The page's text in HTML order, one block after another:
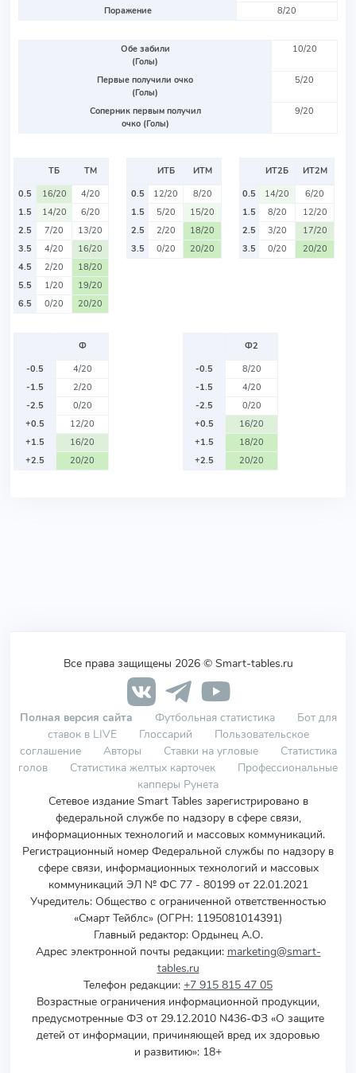
Поражение
8/20
Обе забили
(Голы)
10/20
Первые получили очко
(Голы)
5/20
Соперник первым получил
очко (Голы)
9/20
ТБ
ТМ
0.5
16/20
4/20
1.5
14/20
6/20
2.5
7/20
13/20
3.5
4/20
16/20
4.5
2/20
18/20
5.5
1/20
19/20
6.5
0/20 20/20
ИТБ
ИТМ
0.5
12/20
8/20
1.5
5/20
15/20
2.5
2/20
18/20
3.5
0/20 20/20
ИТ2Б
ИТ2М
0.5
14/20
6/20
1.5
8/20
12/20
2.5
3/20
17/20
3.5
0/20 20/20
Ф
-0.5
4/20
-1.5
2/20
-2.5
0/20
+0.5
12/20
+1.5
16/20
+2.5
20/20
Ф2
-0.5
8/20
-1.5
4/20
-2.5
0/20
+0.5
16/20
+1.5
18/20
+2.5
20/20
Все права защищены 2026 © Smart-tables.ru
Полная версия сайта Футбольная статистика
Бот для
ставок в LIVE
Глоссарий
Пользовательское
соглашение
Авторы Ставки на угловые
Статистика
голов
Статистика желтых карточек
Профессиональные
капперы Рунета
Сетевое издание Smart Tables зарегистрировано в
федеральной службе по надзору в сфере связи,
информационных технологий и массовых коммуникаций.
Регистрационный номер Федеральной службы по надзору в
сфере связи, информационных технологий и массовых
коммуникаций ЭЛ № ФС 77 - 80199 от 22.01.2021
Учредитель: Общество с ограниченной ответственностью
«Смарт Тейблс» (ОГРН: 1195081014391)
Главный редактор: Ордынец А.О.
Адрес электронной почты редакции: marketing@smart-
tables.ru
Телефон редакции: +7 915 815 47 05
Возрастные ограничения информационной продукции,
предусмотренные ФЗ от 29.12.2010 N436-ФЗ «О защите
детей от информации, причиняющей вред их здоровью
и развитию»: 18+